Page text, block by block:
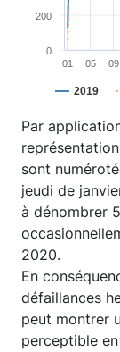
2019
01 05 09
0
200
End of
Par
sont
jeudi de
à dénombrer
2020.
En
défaillances
peut montrer
perceptible